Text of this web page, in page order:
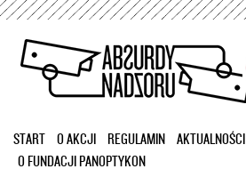
Przejdź
treści
START O AKCJI REGULAMIN
AKTUALNOŚCI
O FUNDACJI PANOPTYKON